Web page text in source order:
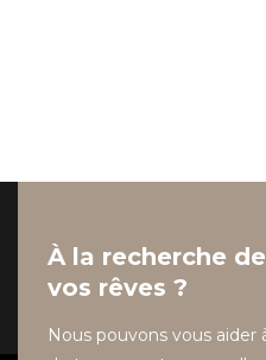
À la recherche
vos rêves ?
Nous pouvons vous aider